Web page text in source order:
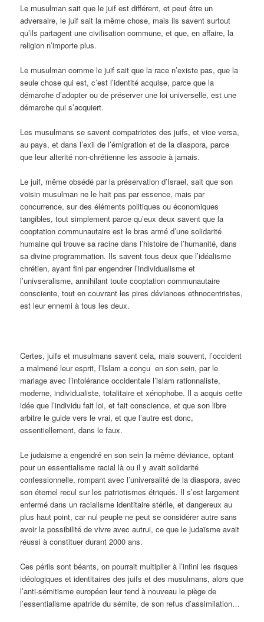
Le musulman sait que le juif est différent, et peut être un
adversaire, le juif sait la même chose, mais ils savent surtout
qu’ils partagent une civilisation commune, et que, en affaire, la
religion n’importe plus.
Le musulman comme le juif sait que la race n’existe pas, que la
seule chose qui est, c’est l’identité acquise, parce que la
démarche d’adopter ou de préserver une loi universelle, est une
démarche qui s’acquiert.
Les musulmans se savent compatriotes des juifs, et vice versa,
au pays, et dans l’exil de l’émigration et de la diaspora, parce
que leur alterité non-chrétienne les associe à jamais.
Le juif, même obsédé par la préservation d’Israel, sait que son
voisin musulman ne le hait pas par essence, mais par
concurrence, sur des éléments politiques ou économiques
tangibles, tout simplement parce qu’eux deux savent que la
cooptation communautaire est le bras armé d’une solidarité
humaine qui trouve sa racine dans l’histoire de l’humanité, dans
sa divine programmation. Ils savent tous deux que l’idéalisme
chrétien, ayant fini par engendrer l’individualisme et
l’univseralisme, annihilant toute cooptation communautaire
consciente, tout en couvrant les pires déviances ethnocentristes,
est leur ennemi à tous les deux.
Certes, juifs et musulmans savent cela, mais souvent, l’occident
a malmené leur esprit, l’Islam a conçu en son sein, par le
mariage avec l’intolérance occidentale l’islam rationnaliste,
moderne, individualiste, totalitaire et xénophobe. Il a acquis cette
idée que l’individu fait loi, et fait conscience, et que son libre
arbitre le guide vers le vrai, et que l’autre est donc,
essentiellement, dans le faux.
Le judaisme a engendré en son sein la même déviance, optant
pour un essentialisme racial là ou il y avait solidarité
confessionnelle, rompant avec l’universalité de la diaspora, avec
son éternel recul sur les patriotismes étriqués. Il s’est largement
enfermé dans un racialisme identitaire stérile, et dangereux au
plus haut point, car nul peuple ne peut se considérer autre sans
avoir la possibilité de vivre avec autrui, ce que le judaïsme avait
réussi à constituer durant 2000 ans.
Ces périls sont béants, on pourrait multiplier à l’infini les risques
idéologiques et identitaires des juifs et des musulmans, alors que
l’anti-sémitisme européen leur tend à nouveau le piège de
l’essentialisme apatride du sémite, de son refus d’assimilation…